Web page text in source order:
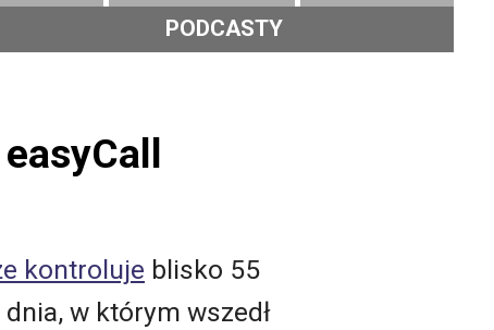
PODCASTY
kontroluje blisko 55
w którym wszedł